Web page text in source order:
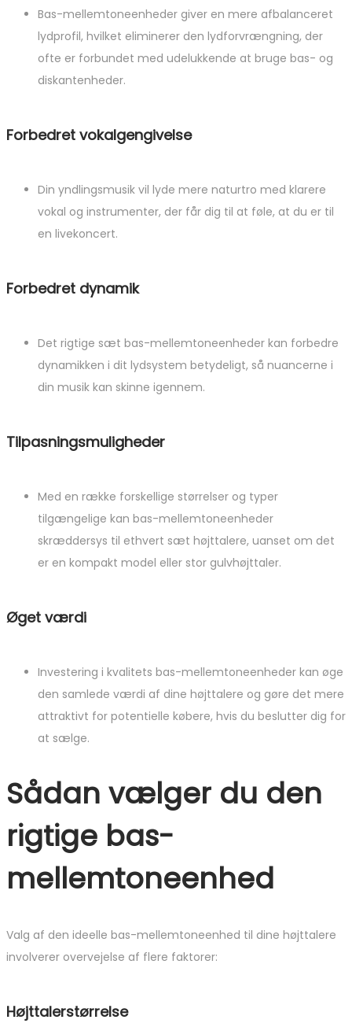
Bas-mellemtoneenheder giver en mere afbalanceret
lydprofil, hvilket eliminerer den lydforvrængning, der
ofte er forbundet med udelukkende at bruge bas- og
diskantenheder.
Forbedret vokalgengivelse
Din yndlingsmusik vil lyde mere naturtro med klarere
vokal og instrumenter, der får dig til at føle, at du er til
en livekoncert.
Forbedret dynamik
Det rigtige sæt bas-mellemtoneenheder kan forbedre
dynamikken i dit lydsystem betydeligt, så nuancerne i
din musik kan skinne igennem.
Tilpasningsmuligheder
Med en række forskellige størrelser og typer
tilgængelige kan bas-mellemtoneenheder
skræddersys til ethvert sæt højttalere, uanset om det
er en kompakt model eller stor gulvhøjttaler.
Øget værdi
Investering i kvalitets bas-mellemtoneenheder kan øge
den samlede værdi af dine højttalere og gøre det mere
attraktivt for potentielle købere, hvis du beslutter dig for
at sælge.
Sådan vælger du den
rigtige bas-
mellemtoneenhed
Valg af den ideelle bas-mellemtoneenhed til dine højttalere
involverer overvejelse af flere faktorer:
Højttalerstørrelse